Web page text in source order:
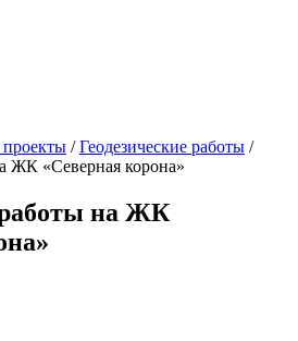
/Геодезические работы /
ЖК «Северная корона»
работы на ЖК